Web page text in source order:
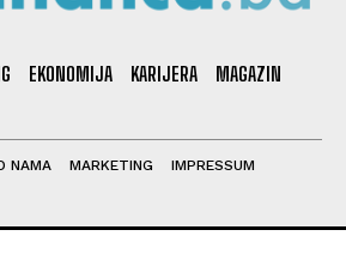
EKONOMIJA KARIJERA
MAGAZIN
NAMA MARKETING
IMPRESSUM